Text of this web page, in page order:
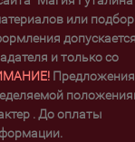
или
и только со
. До оплаты